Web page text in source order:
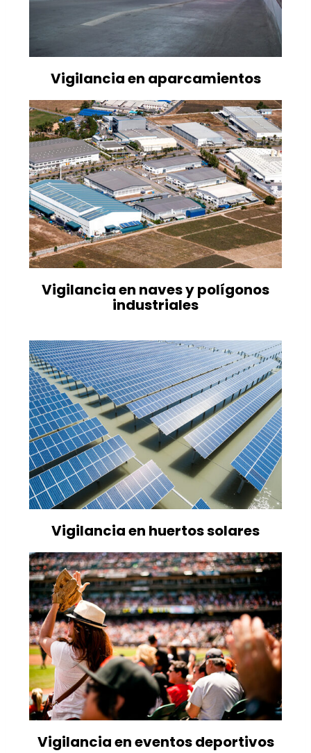
Vigilancia en aparcamientos
Vigilancia en naves y polígonos
industriales
Vigilancia en huertos solares
Vigilancia en eventos deportivos